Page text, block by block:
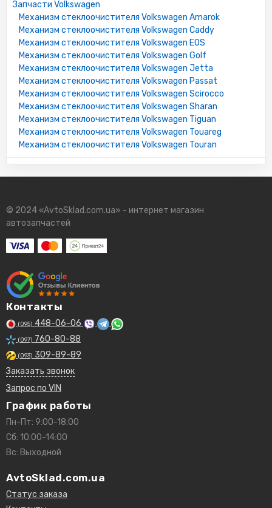
Запчасти Volkswagen
Механизм стеклоочистителя Volkswagen Amarok
Механизм стеклоочистителя Volkswagen Caddy
Механизм стеклоочистителя Volkswagen EOS
Механизм стеклоочистителя Volkswagen Golf
Механизм стеклоочистителя Volkswagen Jetta
Механизм стеклоочистителя Volkswagen Passat
Механизм стеклоочистителя Volkswagen Scirocco
Механизм стеклоочистителя Volkswagen Sharan
Механизм стеклоочистителя Volkswagen Tiguan
Механизм стеклоочистителя Volkswagen Touareg
Механизм стеклоочистителя Volkswagen Touran
© 2024 «AvtoSklad.com.ua» - интернет магазин
автозапчастей
Контакты
(095) 448-06-06
(097) 760-80-88
(093) 309-89-89
Заказать звонок
Запрос по VIN
График работы
Пн-Пт: 9:00-18:00
Сб: 10:00-14:00
Вс: Выходной
AvtoSklad.com.ua
Статус заказа